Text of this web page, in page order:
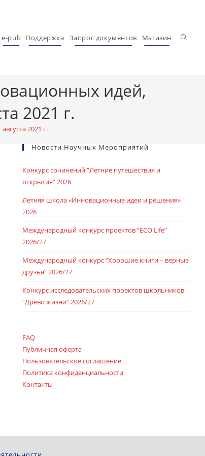
e-pub Поддержка Запрос документов Магазин
идей,
2021 г.
2021 г.
Новости Научных Мероприятий
Конкурс сочинений “Летние путешествия и
открытия” 2026
Летняя школа «Инновационные идеи и решения»
2026
Международный конкурс проектов “ECO Life”
2026/27
Международный конкурс “Хорошие книги – верные
друзья” 2026/27
Конкурс исследовательских проектов школьников
“Древо жизни” 2026/27
FAQ
Публичная оферта
Пользовательское соглашение
Политика конфиденциальности
Контакты